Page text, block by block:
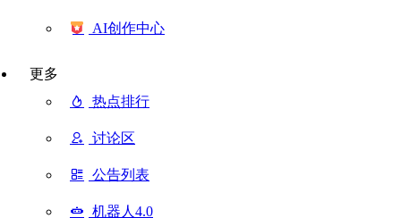
AI创作中心
更多
热点排行
讨论区
公告列表
机器人4.0